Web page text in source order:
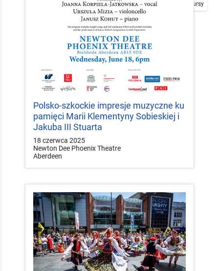
Plakaty Mapa Konkursy
Polsko-szkockie impresje muzyczne ku
pamięci Marii Klementyny Sobieskiej i
Jakuba III Stuarta
18 czerwca 2025
Newton Dee Phoenix Theatre
Aberdeen